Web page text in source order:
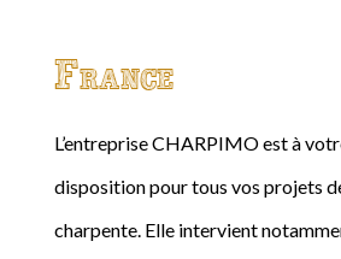
France
L’entreprise CHARPIMO est à
disposition pour tous vos projets
charpente. Elle intervient